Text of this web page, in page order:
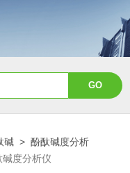
碱 >酚酞碱度分析
度分析仪